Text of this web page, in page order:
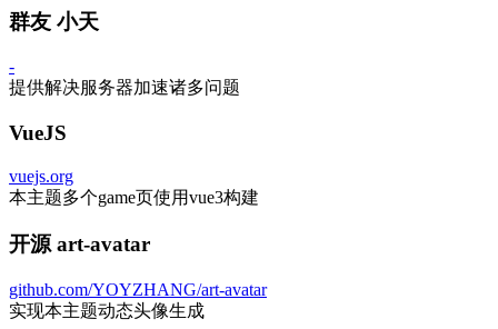
群友 小天
-
提供解决服务器加速诸多问题
VueJS
vuejs.org
本主题多个game页使用vue3构建
开源 art-avatar
github.com/YOYZHANG/art-avatar
实现本主题动态头像生成